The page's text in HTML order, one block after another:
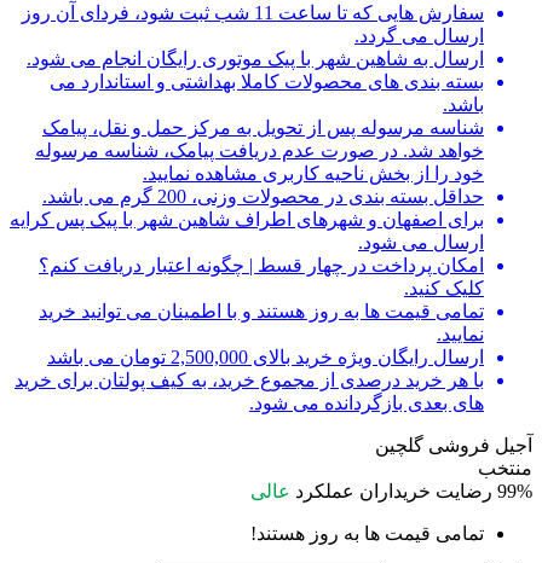
سفارش هایی که تا ساعت 11 شب ثبت شود، فردای آن روز
ارسال می گردد.
ارسال به شاهین شهر با پیک موتوری رایگان انجام می شود.
بسته بندی های محصولات کاملا بهداشتی و استاندارد می
باشد.
شناسه مرسوله پس از تحویل به مرکز حمل و نقل، پیامک
خواهد شد. در صورت عدم دریافت پیامک، شناسه مرسوله
خود را از بخش ناحیه کاربری مشاهده نمایید.
حداقل بسته بندی در محصولات وزنی، 200 گرم می باشد.
برای اصفهان و شهرهای اطراف شاهین شهر با پیک پس کرایه
ارسال می شود.
امکان پرداخت در چهار قسط | چگونه اعتبار دریافت کنم؟
کلیک کنید.
تمامی قیمت ها به روز هستند و با اطمینان می توانید خرید
نمایید.
ارسال رایگان ویژه خرید بالای 2,500,000 تومان می باشد
با هر خرید درصدی از مجموع خرید، به کیف پولتان برای خرید
های بعدی بازگردانده می شود.
آجیل فروشی گلچین
منتخب
99% رضایت خریداران عملکرد عالی
تمامی قیمت ها به روز هستند!